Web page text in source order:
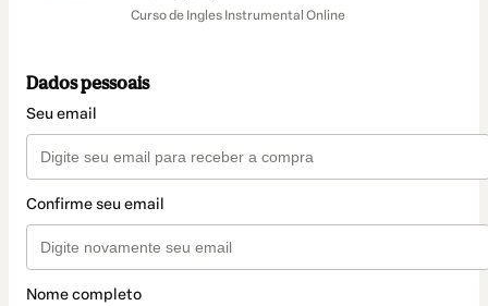
Curso de Ingles Instrumental Online
Dados pessoais
Seu email
Confirme seu email
Nome completo